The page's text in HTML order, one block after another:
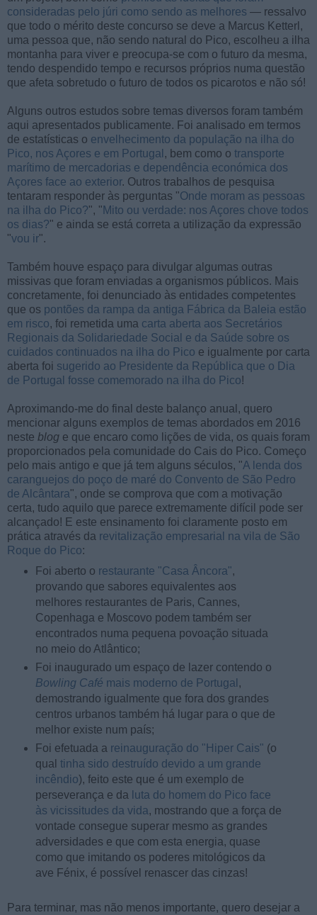
consideradas pelo júri como sendo as melhores — ressalvo
que todo o mérito deste concurso se deve a Marcus Ketterl,
uma pessoa que, não sendo natural do Pico, escolheu a ilha
montanha para viver e preocupa-se com o futuro da mesma,
tendo despendido tempo e recursos próprios numa questão
que afeta sobretudo o futuro de todos os picarotos e não só!
Alguns outros estudos sobre temas diversos foram também
aqui apresentados publicamente. Foi analisado em termos
de estatísticas o envelhecimento da população na ilha do
Pico, nos Açores e em Portugal , bem como o transporte
marítimo de mercadorias e dependência económica dos
Açores face ao exterior. Outros trabalhos de pesquisa
tentaram responder às perguntas "Onde moram as pessoas
na ilha do Pico?", " Mito ou verdade: nos Açores chove todos
os dias?" e ainda se está correta a utilização da expressão
"vou ir".
Também houve espaço para divulgar algumas outras
missivas que foram enviadas a organismos públicos. Mais
concretamente, foi denunciado às entidades competentes
que os pontões da rampa da antiga Fábrica da Baleia estão
em risco, foi remetida uma carta aberta aos Secretários
Regionais da Solidariedade Social e da Saúde sobre os
cuidados continuados na ilha do Pico e igualmente por carta
aberta foi sugerido ao Presidente da República que o Dia
de Portugal fosse comemorado na ilha do Pico!
Aproximando-me do final deste balanço anual, quero
mencionar alguns exemplos de temas abordados em 2016
neste blog e que encaro como lições de vida, os quais foram
proporcionados pela comunidade do Cais do Pico. Começo
pelo mais antigo e que já tem alguns séculos, "A lenda dos
caranguejos do poço de maré do Convento de São Pedro
de Alcântara", onde se comprova que com a motivação
certa, tudo aquilo que parece extremamente difícil pode ser
alcançado! E este ensinamento foi claramente posto em
prática através da revitalização empresarial na vila de São
Roque do Pico:
Foi aberto o restaurante "Casa Âncora",
provando que sabores equivalentes aos
melhores restaurantes de Paris, Cannes,
Copenhaga e Moscovo podem também ser
encontrados numa pequena povoação situada
no meio do Atlântico;
Foi inaugurado um espaço de lazer contendo o
Bowling Café mais moderno de Portugal ,
demostrando igualmente que fora dos grandes
centros urbanos também há lugar para o que de
melhor existe num país;
Foi efetuada a reinauguração do "Hiper Cais" (o
qual tinha sido destruído devido a um grande
incêndio), feito este que é um exemplo de
perseverança e da luta do homem do Pico face
às vicissitudes da vida, mostrando que a força de
vontade consegue superar mesmo as grandes
adversidades e que com esta energia, quase
como que imitando os poderes mitológicos da
ave Fénix, é possível renascer das cinzas!
Para terminar, mas não menos importante, quero desejar a